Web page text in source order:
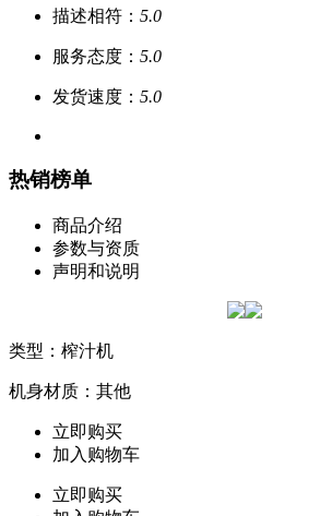
描述相符： 5.0
服务态度： 5.0
发货速度： 5.0
热销榜单
商品介绍
参数与资质
声明和说明
类型：榨汁机
机身材质：其他
立即购买
加入购物车
立即购买